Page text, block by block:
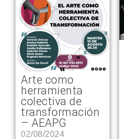
Arte como
herramienta
colectiva de
transformación
– AEAPG
02/08/2024